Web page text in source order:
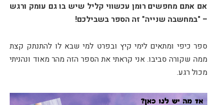
אם אתם מחפשים רומן עכשווי קליל שיש בו גם עומק ורגש
– "במחשבה שנייה" זה הספר בשבילכם!
ספר כיפי ומתאים לימי קיץ ובפרט למי שבא לו להתנתק קצת
ממה שקורה סביבו. אני קראתי את הספר הזה מהר מאוד ונהניתי
מכול רגע.